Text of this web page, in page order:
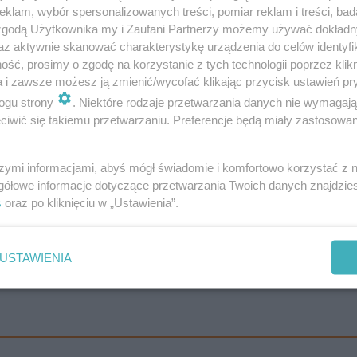
wprowadzają abonament na loty
lotu czy dodanie usług podmiotów zewnętrznych,
40 dni przed odlotem, rezerwacja zostanie
zwrócone do sekcji Portfel na koncie klienta
na gotówkę. Co więcej, należy je wykorzystać w
wybór spersonalizowanych treści, pomiar reklam i treści,
Użytkownika my i Zaufani Partnerzy możemy używać
aktywnie skanować charakterystykę urządzenia do celów
prosimy o zgodę na korzystanie z tych technologii poprzez
i zawsze możesz ją zmienić/wycofać klikając przycisk ustawień
strony
. Niektóre rodzaje przetwarzania danych nie
się takiemu przetwarzaniu. Preferencje będą miały
informacjami, abyś mógł świadomie i komfortowo korzystać z
informacje dotyczące przetwarzania Twoich danych
oraz po kliknięciu w „Ustawienia”.
USTAWIENIA